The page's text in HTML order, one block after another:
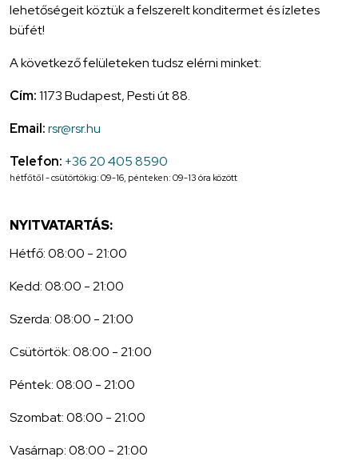
lehetőségeit köztük a felszerelt konditermet és ízletes
büfét!
A következő felületeken tudsz elérni minket:
Cím:1173 Budapest, Pesti út 88.
Email:rsr@rsr.hu
Telefon: +36 20 405 8590
hétfőtől - csütörtökig: 09-16, pénteken: 09-13 óra között
NYITVATARTÁS:
Hétfő: 08:00 - 21:00
Kedd: 08:00 - 21:00
Szerda: 08:00 - 21:00
Csütörtök: 08:00 - 21:00
Péntek: 08:00 - 21:00
Szombat: 08:00 - 21:00
Vasárnap: 08:00 - 21:00